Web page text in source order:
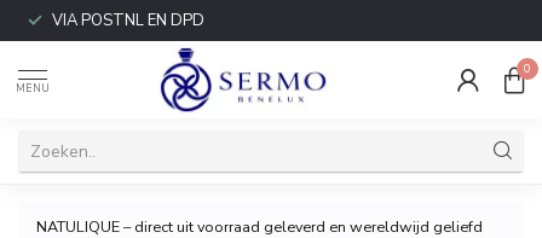
VIA POSTNL EN DPD
MENU
0
NATULIQUE – direct uit voorraad geleverd en wereldwijd geliefd